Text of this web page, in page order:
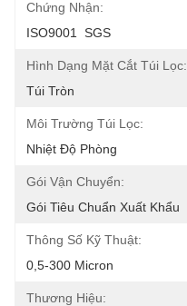
Chứng Nhận:
ISO9001  SGS
Hình Dạng Mặt Cắt Túi Lọc:
Túi Tròn
Môi Trường Túi Lọc:
Nhiệt Độ Phòng
Gói Vận Chuyển:
Gói Tiêu Chuẩn Xuất Khẩu
Thông Số Kỹ Thuật:
0,5-300 Micron
Thương Hiệu: